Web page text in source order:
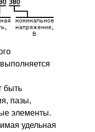
быть
пазы,
элементы.
удельная